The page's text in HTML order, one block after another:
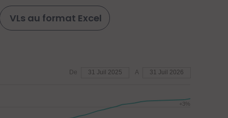
VLs au format Excel
De 31 Juil 2025 A 31 Juil 2026
+3%